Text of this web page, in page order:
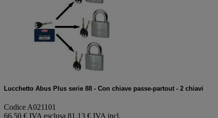
Lucchetto Abus Plus serie 88 - Con chiave passe-partout - 2 chiavi
Codice A021101
66,50 € IVA esclusa 81,13 € IVA incl.